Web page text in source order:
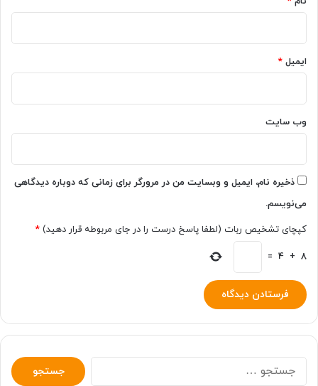
ایمیل *
وب‌ سایت
ذخیره نام، ایمیل و وبسایت من در مرورگر برای زمانی که دوباره دیدگاهی
می‌نویسم.
کپچای تشخیص ربات (لطفا پاسخ درست را در جای مربوطه قرار دهید) *
8
+
4
=
جستجو
برای: